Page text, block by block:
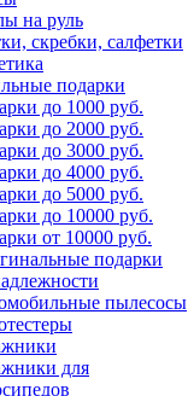
на руль
скребки, салфетки
подарки
до 1000 руб.
до 2000 руб.
до 3000 руб.
до 4000 руб.
до 5000 руб.
до 10000 руб.
от 10000 руб.
подарки
пылесосы
для